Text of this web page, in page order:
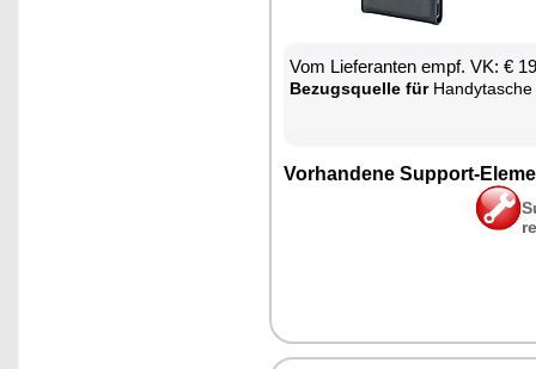
Vom Lie­fe­ran­ten empf. VK: €
Be­zugs­quel­le fürHan­dy­ta­sche
Vor­han­de­ne Sup­port-